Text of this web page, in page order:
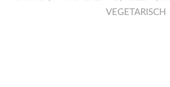
VEGETARISCH